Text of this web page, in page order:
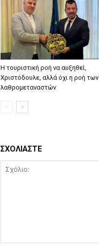
Η τουριστική ροή να αυξηθεί,
Χριστόδουλε, αλλά όχι η ροή των
λαθρομεταναστών
ΣΧΟΛΙΑΣΤΕ